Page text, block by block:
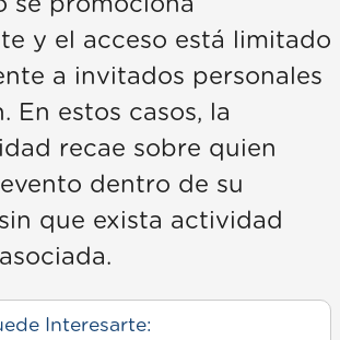
y el acceso está limitado
a invitados personales
En estos casos, la
recae sobre quien
dentro de su
que exista actividad
Interesarte: